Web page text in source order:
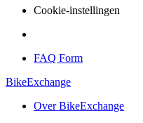
Cookie-instellingen
FAQ Form
BikeExchange
Over BikeExchange